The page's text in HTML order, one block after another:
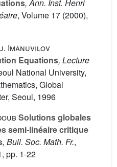
, Ann. Inst. Henri
, Volume 17 (2000),
Imanuvilov
Equations, Lecture
National University,
Global
Seoul, 1996
Solutions globales
semi-linéaire critique
, Bull. Soc. Math. Fr.,
pp. 1-22